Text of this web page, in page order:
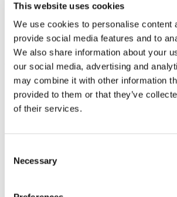
This website uses cookies
We use cookies to personalise content
provide social media features and to
We also share information about your
our social media, advertising and
may combine it with other information
provided to them or that they’ve
of their services.
Selection
Necessary
Friedrich Thieme Villa Schöningen
Asana Fujikawa
Galerie Friese
Paul Fägerskiöld Galerie Nordenhake
Wieland Förster Schloss Biesdorf
Meschac Gaba PalaisPopulaire
Ellen Gallagher
PalaisPopulaire
Isa Genzken Wehrmuehle Biesenthal
Georges Rousse
Cristos Gionakos